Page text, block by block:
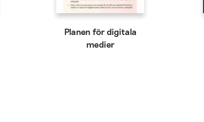
Planen för digitala
medier